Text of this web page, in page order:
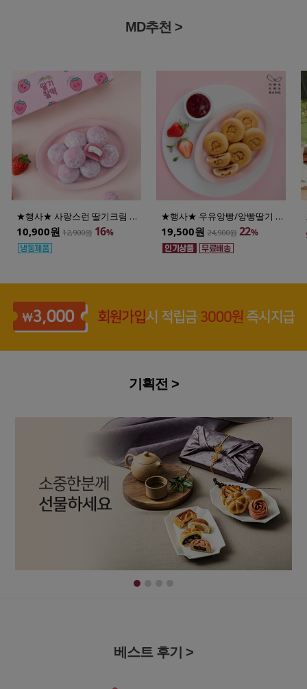
MD추천 >
★행사★ 사랑스런 딸기크림 찰떡(40gx8개입)
10,900원 12,900원 16%
★행사★ 우유앙빵/앙빵딸기 선택 (35gx20개입)
19,500원 24,900원 22%
기획전 >
베스트 후기 >